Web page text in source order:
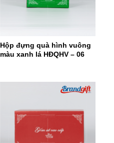
Hộp đựng quà hình vuông
màu xanh lá HĐQHV – 06